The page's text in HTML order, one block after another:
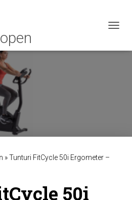
»Tunturi FitCycle 50i Ergometer –
50i